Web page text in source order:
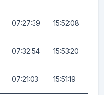
07:27:39 15:52:08
07:32:54 15:53:20
07:21:03 15:51:19